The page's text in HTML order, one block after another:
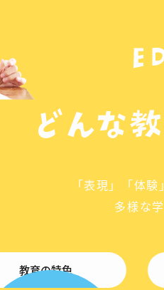
「表現」「体
多様な
教育の特色